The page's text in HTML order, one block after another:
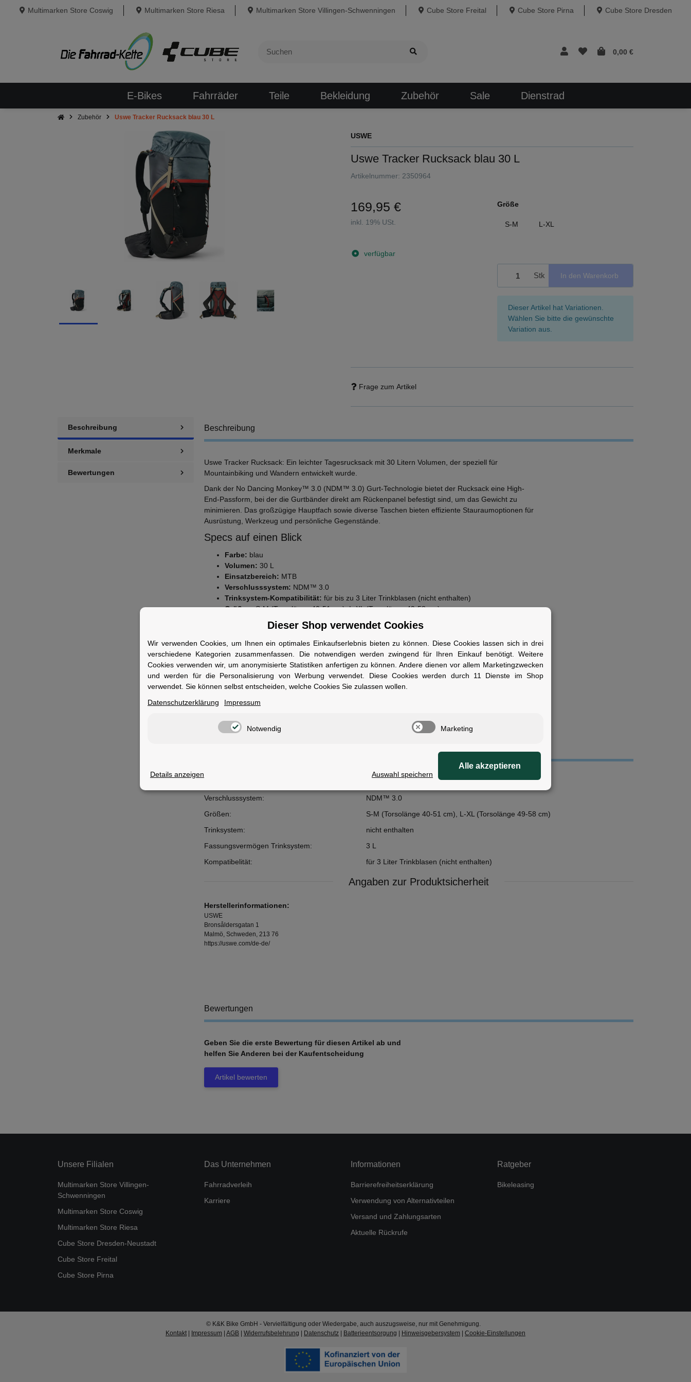
Multimarken Store Coswig Multimarken Store Riesa Multimarken Store Villingen-Schwenningen Cube Store Freital Cube Store Pirna Cube Store Dresden
0,00 €
E-Bikes Fahrräder Teile Bekleidung Zubehör Sale Dienstrad
Zubehör Uswe Tracker Rucksack blau 30 L
USWE
Uswe Tracker Rucksack blau 30 L
Artikelnummer: 2350964
169,95 €
inkl. 19% USt.
verfügbar
Größe
S-M L-XL
Stk In den Warenkorb
x
Dieser Artikel hat Variationen.
Wählen Sie bitte die gewünschte
Variation aus.
Frage zum Artikel
Beschreibung
Merkmale
Bewertungen
Beschreibung
Uswe Tracker Rucksack: Ein leichter Tagesrucksack mit 30 Litern Volumen, der speziell für
Mountainbiking und Wandern entwickelt wurde.
Dank der No Dancing Monkey™ 3.0 (NDM™ 3.0) Gurt-Technologie bietet der Rucksack eine High-
End-Passform, bei der die Gurtbänder direkt am Rückenpanel befestigt sind, um das Gewicht zu
minimieren. Das großzügige Hauptfach sowie diverse Taschen bieten effiziente Stauraumoptionen für
Ausrüstung, Werkzeug und persönliche Gegenstände.
Specs auf einen Blick
Farbe: blau
Volumen: 30 L
Einsatzbereich: MTB
Verschlusssystem: NDM™ 3.0
Trinksystem-Kompatibilität: für bis zu 3 Liter Trinkblasen (nicht enthalten)
Größen:S-M (Torsolänge 40-51 cm), L-XL (Torsolänge 49-58 cm)
Ausstattung:Helmaufnahmesystem, Befestigungssystem für Trekkingstöcke, Seitentaschen
im Hüftgurt, Netztaschen mit Schnellverschluss
Geeignet für:Männer, Frauen
Fuer wen geeignet
Ideal für Mountainbiker und Wanderer, die einen komfortablen und gut organisierten Rucksack für
Tagestouren suchen.
Verschlusssystem:
NDM™ 3.0
Größen:
S-M (Torsolänge 40-51 cm), L-XL (Torsolänge 49-58 cm)
Trinksystem:
nicht enthalten
Fassungsvermögen Trinksystem:
3 L
Kompatibelität:
für 3 Liter Trinkblasen (nicht enthalten)
Angaben zur Produktsicherheit
Herstellerinformationen:
USWE
Bronsåldersgatan 1
Malmö, Schweden, 213 76
https://uswe.com/de-de/
Bewertungen
Geben Sie die erste Bewertung für diesen Artikel ab und
helfen Sie Anderen bei der Kaufentscheidung
Artikel bewerten
Unsere Filialen
Multimarken Store Villingen-
Schwenningen
Multimarken Store Coswig
Multimarken Store Riesa
Cube Store Dresden-Neustadt
Cube Store Freital
Cube Store Pirna
Das Unternehmen
Fahrradverleih
Karriere
Informationen
Barrierefreiheitserklärung
Verwendung von Alternativteilen
Versand und Zahlungsarten
Aktuelle Rückrufe
Ratgeber
Bikeleasing
© K&K Bike GmbH - Vervielfältigung oder Wiedergabe, auch auszugsweise, nur mit Genehmigung.
Kontakt
Impressum AGB Widerrufsbelehrung Datenschutz Batterieentsorgung Hinweisgebersystem Cookie-Einstellungen
Dieser Shop verwendet Cookies
Wir verwenden Cookies, um Ihnen ein optimales Einkaufserlebnis bieten zu können. Diese Cookies lassen sich in drei
verschiedene Kategorien zusammenfassen. Die notwendigen werden zwingend für Ihren Einkauf benötigt. Weitere
Cookies verwenden wir, um anonymisierte Statistiken anfertigen zu können. Andere dienen vor allem Marketingzwecken
und werden für die Personalisierung von Werbung verwendet. Diese Cookies werden durch 11 Dienste im Shop
verwendet. Sie können selbst entscheiden, welche Cookies Sie zulassen wollen.
Datenschutzerklärung
Impressum
Notwendig Marketing
Details anzeigen Auswahl speichern
Alle akzeptieren